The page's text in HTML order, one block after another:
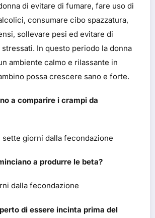
di evitare di fumare, fare uso di
consumare cibo spazzatura,
sollevare pesi ed evitare di
In questo periodo la donna
ambiente calmo e rilassante in
possa crescere sano e forte.
a comparire i crampi da
sette giorni dalla fecondazione
a produrre le beta?
dalla fecondazione
di essere incinta prima del